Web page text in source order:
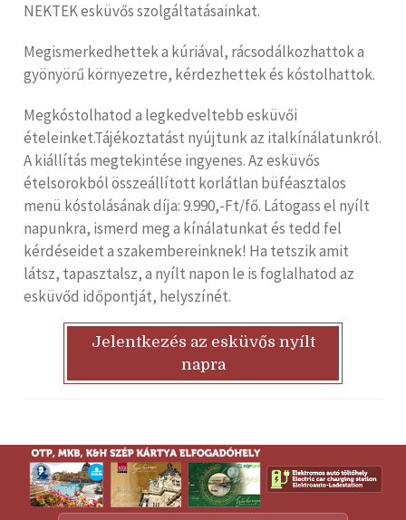
NEKTEK esküvős szolgáltatásainkat.
Megismerkedhettek a kúriával, rácsodálkozhattok a
gyönyörű környezetre, kérdezhettek és kóstolhattok.
Megkóstolhatod a legkedveltebb esküvői
ételeinket.Tájékoztatást nyújtunk az italkínálatunkról.
A kiállítás megtekintése ingyenes. Az esküvős
ételsorokból összeállított korlátlan büféasztalos
menü kóstolásának díja: 9.990,-Ft/fő. Látogass el nyílt
napunkra, ismerd meg a kínálatunkat és tedd fel
kérdéseidet a szakembereinknek! Ha tetszik amit
látsz, tapasztalsz, a nyílt napon le is foglalhatod az
esküvőd időpontját, helyszínét.
Jelentkezés az esküvős nyílt
napra